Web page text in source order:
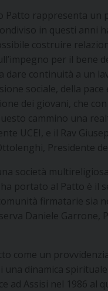
Patto rappresenta un
in questi anni
costruire
per il bene
dare continuità a un
sociale, della
dei giovani, che
cammino una
UCEI, e il Rav
Presidente
società
portato al Patto è il
firmatarie sia
Daniele Garrone,
come un
dinamica
ad Assisi nel 1986 al